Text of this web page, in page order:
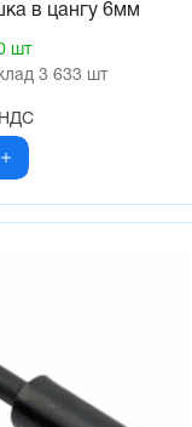
в цангу 6мм
шт
3 633 шт